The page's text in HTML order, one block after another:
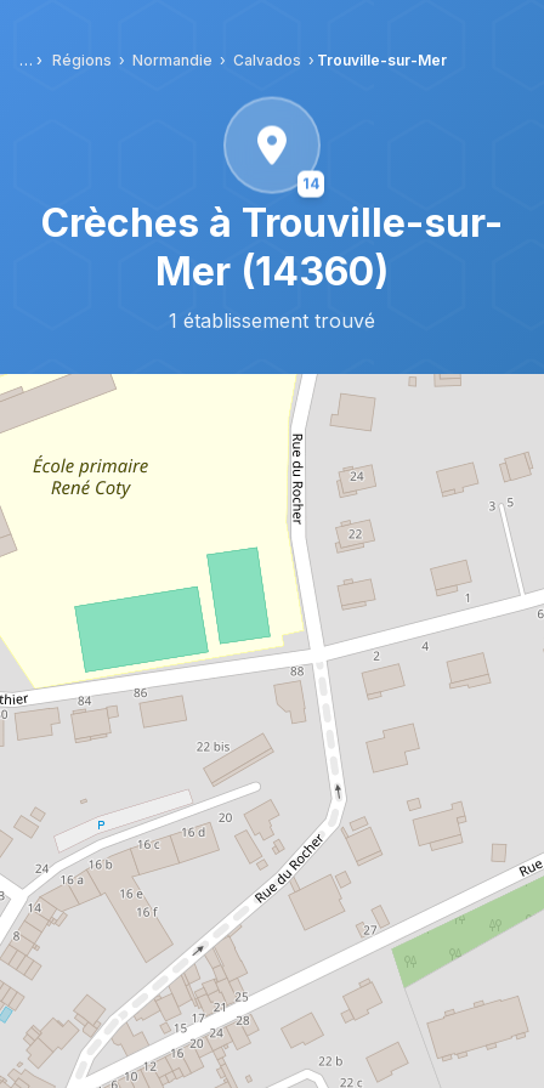
Régions Normandie Calvados Trouville-sur-Mer
14
Crèches à Trouville-sur-
Mer (14360)
1 établissement trouvé
© OpenStreetMap contributors |